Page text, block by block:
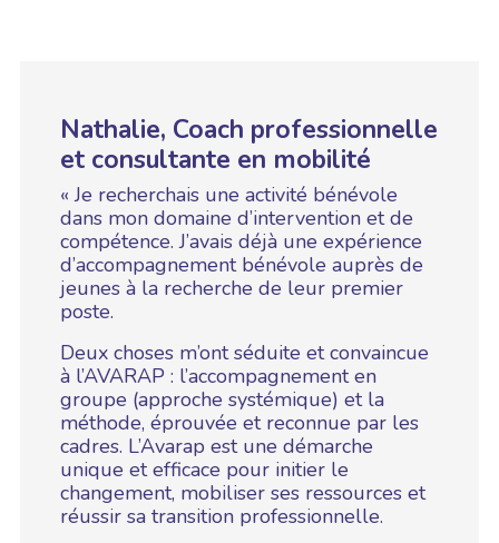
Nathalie, Coach professionnelle
et consultante en mobilité
« Je recherchais une activité bénévole
dans mon domaine d’intervention et de
compétence. J’avais déjà une expérience
d’accompagnement bénévole auprès de
jeunes à la recherche de leur premier
poste.
Deux choses m’ont séduite et convaincue
à l’AVARAP : l’accompagnement en
groupe (approche systémique) et la
méthode, éprouvée et reconnue par les
cadres. L’Avarap est une démarche
unique et efficace pour initier le
changement, mobiliser ses ressources et
réussir sa transition professionnelle.